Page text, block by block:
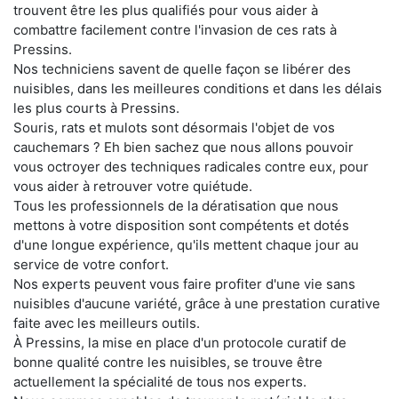
trouvent être les plus qualifiés pour vous aider à
combattre facilement contre l'invasion de ces rats à
Pressins.
Nos techniciens savent de quelle façon se libérer des
nuisibles, dans les meilleures conditions et dans les délais
les plus courts à Pressins.
Souris, rats et mulots sont désormais l'objet de vos
cauchemars ? Eh bien sachez que nous allons pouvoir
vous octroyer des techniques radicales contre eux, pour
vous aider à retrouver votre quiétude.
Tous les professionnels de la dératisation que nous
mettons à votre disposition sont compétents et dotés
d'une longue expérience, qu'ils mettent chaque jour au
service de votre confort.
Nos experts peuvent vous faire profiter d'une vie sans
nuisibles d'aucune variété, grâce à une prestation curative
faite avec les meilleurs outils.
À Pressins, la mise en place d'un protocole curatif de
bonne qualité contre les nuisibles, se trouve être
actuellement la spécialité de tous nos experts.